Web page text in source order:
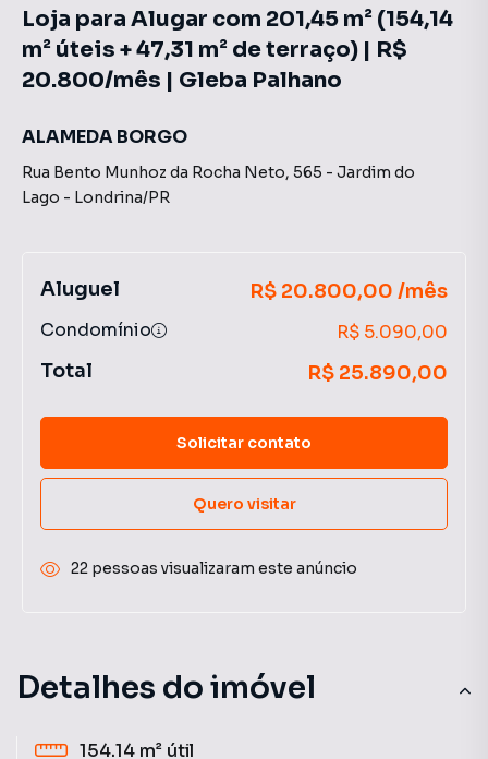
Detalhes do imóvel
154.14 m² útil
Loja para Alugar com 201,45 m² (154,14
m² úteis + 47,31 m² de terraço) | R$
20.800/mês | Gleba Palhano
ALAMEDA BORGO
Rua Bento Munhoz da Rocha Neto, 565 - Jardim do
Lago - Londrina/PR
Aluguel R$ 20.800,00 /mês
Condomínio R$ 5.090,00
Total R$ 25.890,00
Solicitar contato
Quero visitar
22 pessoas visualizaram este anúncio